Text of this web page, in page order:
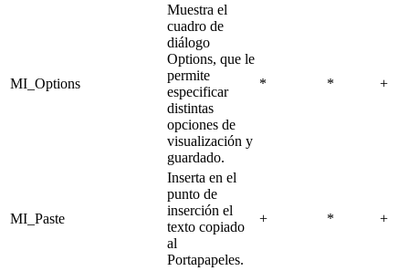
MI_Options
Muestra el
cuadro de
diálogo
Options, que le
permite
especificar
distintas
opciones de
visualización y
guardado.
* * +
MI_Paste
Inserta en el
punto de
inserción el
texto copiado
al
Portapapeles.
+ * +